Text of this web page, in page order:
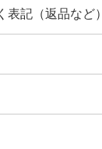
記（返品など）